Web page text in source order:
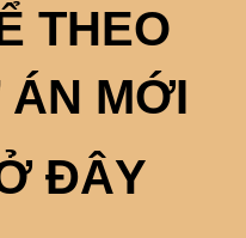
THEO
MỚI
ĐÂY